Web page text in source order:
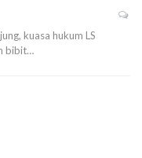
kuasa hukum LS
bibit…